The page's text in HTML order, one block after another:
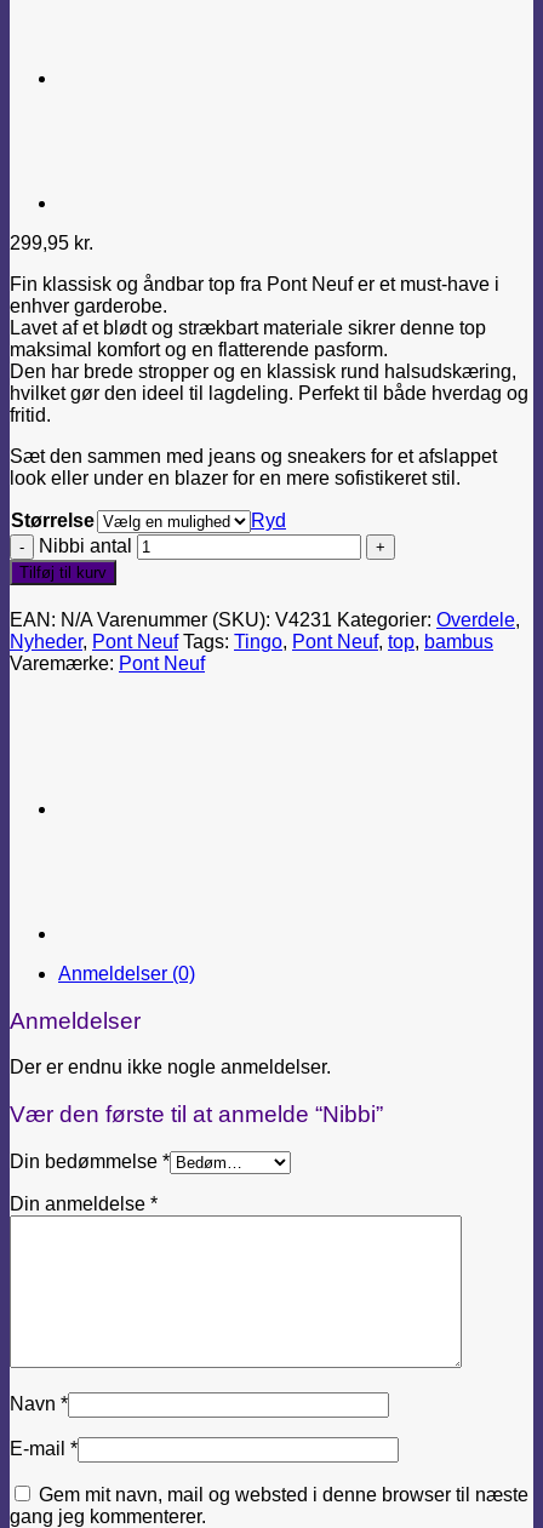
299,95 kr.
Fin klassisk og åndbar top fra Pont Neuf er et must-have i
enhver garderobe.
Lavet af et blødt og strækbart materiale sikrer denne top
maksimal komfort og en flatterende pasform.
Den har brede stropper og en klassisk rund halsudskæring,
hvilket gør den ideel til lagdeling. Perfekt til både hverdag og
fritid.
Sæt den sammen med jeans og sneakers for et afslappet
look eller under en blazer for en mere sofistikeret stil.
Størrelse
Ryd
Nibbi antal
Tilføj til kurv
EAN: N/A Varenummer (SKU): V4231 Kategorier: Overdele,
Nyheder, Pont Neuf Tags: Tingo, Pont Neuf, top, bambus
Varemærke: Pont Neuf
Anmeldelser (0)
Anmeldelser
Der er endnu ikke nogle anmeldelser.
Vær den første til at anmelde “Nibbi”
Din bedømmelse *
Din anmeldelse *
Navn *
E-mail *
Gem mit navn, mail og websted i denne browser til næste
gang jeg kommenterer.